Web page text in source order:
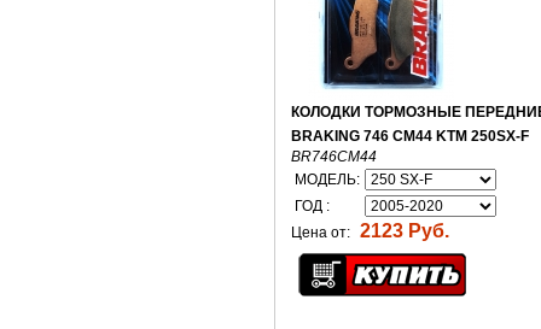
КОЛОДКИ ТОРМОЗНЫЕ
BRAKING 746 CM44 KTM 250SX-F
BR746CM44
МОДЕЛЬ:
ГОД :
Цена от: 2123 Руб.